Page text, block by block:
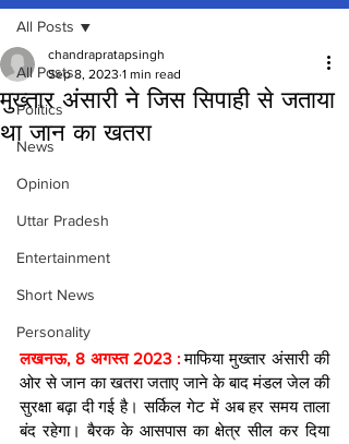
All Posts
Politics
News
Opinion
Uttar Pradesh
Entertainment
Short News
Personality
All Posts
मुख्तार अंसारी ने जिस सिपाही से जताया
था जान का खतरा
chandrapratapsingh
Sep 8, 2023 1 min read
लखनऊ, 8 अगस्त 2023 : माफिया मुख्तार अंसारी की
ओर से जान का खतरा जताए जाने के बाद मंडल जेल की
सुरक्षा बढ़ा दी गई है। सर्किल गेट में अब हर समय ताला
बंद रहेगा। बैरक के आसपास का क्षेत्र सील कर दिया